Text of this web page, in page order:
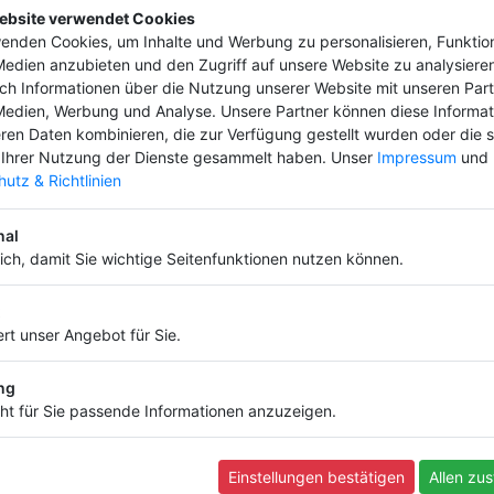
ab und bringe deinen Firmeneintrag
ab4,99 €
Infos und Regeln
FAQ
Impressum
verwendet Cookies
Cookies, um Inhalte und Werbung zu personalisieren,
anzubieten und den Zugriff auf unsere Website zu
Informationen über die Nutzung unserer Website mit unseren
Werbung und Analyse. Unsere Partner können diese
Daten kombinieren, die zur Verfügung gestellt wurden oder die
Ihrer Nutzung der Dienste gesammelt haben. Unser Impressum und
& Richtlinien
damit Sie wichtige Seitenfunktionen nutzen können.
unser Angebot für Sie.
für Sie passende Informationen anzuzeigen.
Einstellungen bestätigen Allen